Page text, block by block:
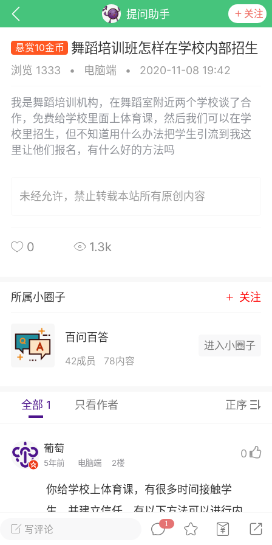
提问助手 关注
百问百答 产品服务 需求对接
06-08 15:51
兴日报 6月7日下午，记者从新闻发
神，绍兴市迅速出台稳住经济一揽子政
以更大力度、更快速度、更...
！国务院：文化艺术和体育行业被纳
业，可缓缴社保
社会保障部 国家发展改革委 财政部 税务
扩大阶段性缓缴社会保险费政策实施范
的通知人社部发〔2022〕31号各省、自
写评论
1
悬赏10金币 舞蹈培训班怎样在学校内部招生
浏览 1333 • 电脑端 • 2020-11-08 19:42
我是舞蹈培训机构，在舞蹈室附近两个学校谈了合
作，免费给学校里面上体育课，然后我们可以在学
校里招生，但不知道用什么办法把学生引流到我这
里让他们报名，有什么好的方法吗
未经允许，禁止转载本站所有原创内容
0 1.3k
所属小圈子 关注
百问百答
42成员 78内容
进入小圈子
全部 1 只看作者 正序
葡萄
5年前 电脑端 2楼
你给学校上体育课，有很多时间接触学
生，并建立信任。有以下方法可以进行内
部招生：
0